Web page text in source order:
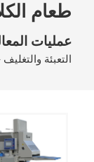
طعام
عمليات
التعبئة